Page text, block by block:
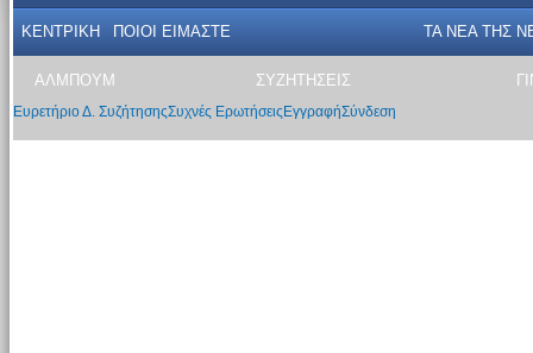
ΚΕΝΤΡΙΚΗ ΠΟΙΟΙ ΕΙΜΑΣΤΕ ΤΑ ΝΕΑ THΣ
ΑΛΜΠΟΥΜ ΣΥΖΗΤΗΣΕΙΣ
Ευρετήριο Δ. ΣυζήτησηςΣυχνές Ερωτήσεις ΕγγραφήΣύνδεση